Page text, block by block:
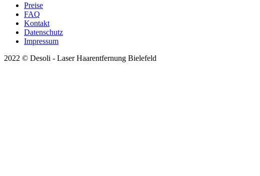
Preise
FAQ
Kontakt
Datenschutz
Impressum
2022 © Desoli - Laser Haarentfernung Bielefeld